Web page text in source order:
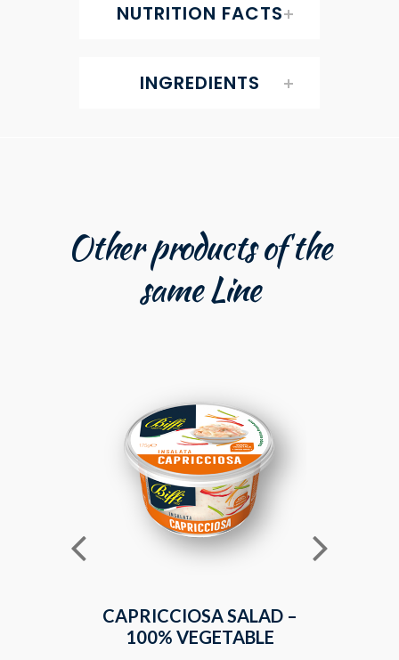
NUTRITION FACTS
INGREDIENTS
Other products of the
same Line
CAPRICCIOSA SALAD –
100% VEGETABLE